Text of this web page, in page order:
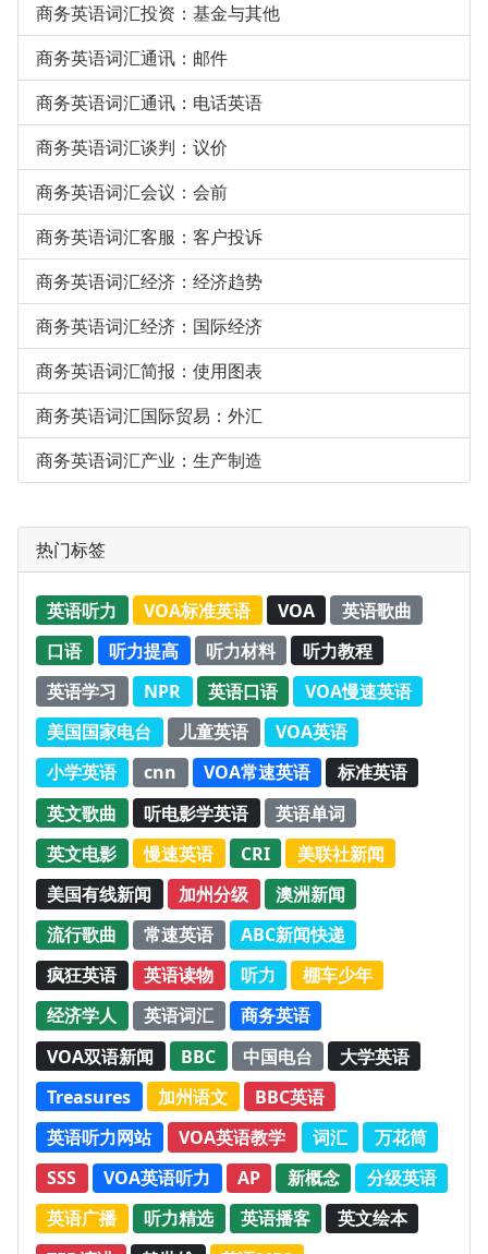
商务英语词汇投资：基金与其他
商务英语词汇通讯：邮件
商务英语词汇通讯：电话英语
商务英语词汇谈判：议价
商务英语词汇会议：会前
商务英语词汇客服：客户投诉
商务英语词汇经济：经济趋势
商务英语词汇经济：国际经济
商务英语词汇简报：使用图表
商务英语词汇国际贸易：外汇
商务英语词汇产业：生产制造
热门标签
英语听力 VOA标准英语 VOA
英语歌曲
口语
听力提高 听力材料
听力教程
英语学习
NPR 英语口语
VOA慢速英语
美国国家电台
儿童英语
VOA英语
小学英语
cnn VOA常速英语
标准英语
英文歌曲
听电影学英语
英语单词
英文电影
慢速英语 CRI
美联社新闻
美国有线新闻
加州分级
澳洲新闻
流行歌曲
常速英语
ABC新闻快递
疯狂英语
英语读物 听力
棚车少年
经济学人
英语词汇
商务英语
VOA双语新闻
BBC 中国电台
大学英语
Treasures
加州语文
BBC英语
英语听力网站
VOA英语教学 词汇
万花筒
SSS
VOA英语听力 AP 新概念
分级英语
英语广播
听力精选 英语播客
英文绘本